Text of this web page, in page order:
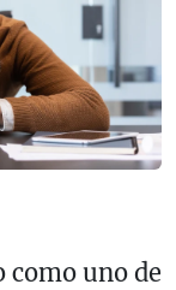
como uno de